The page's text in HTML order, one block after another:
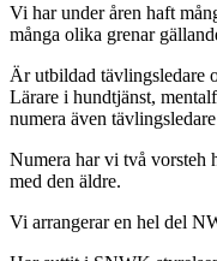
Vi har under åren haft
många olika grenar
Är utbildad tävlingsledare
Lärare i hundtjänst,
numera även
Numera har vi två vorsteh
med den äldre.
Vi arrangerar en hel del